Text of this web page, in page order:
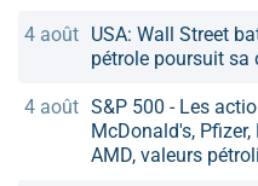
4 août USA: Wall Street
pétrole poursuit sa
4 août S&P 500 - Les
McDonald's,
AMD, valeurs